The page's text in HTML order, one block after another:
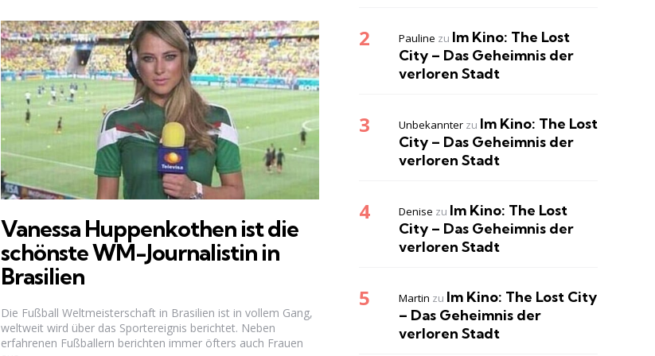
Vanessa Huppenkothen ist die
schönste WM-Journalistin in
Brasilien
Die Fußball Weltmeisterschaft in Brasilien ist in vollem Gang,
weltweit wird über das Sportereignis berichtet. Neben
erfahrenen Fußballern berichten immer öfters auch Frauen
Pauline zu Im Kino: The Lost
City – Das Geheimnis der
verloren Stadt
Unbekannter zu Im Kino: The Lost
City – Das Geheimnis der
verloren Stadt
Denise zu Im Kino: The Lost
City – Das Geheimnis der
verloren Stadt
Martin zu Im Kino: The Lost City
– Das Geheimnis der
verloren Stadt